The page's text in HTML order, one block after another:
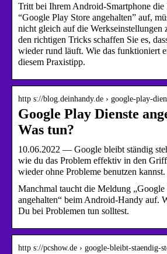
Tritt bei Ihrem Android-Smartphone die
“Google Play Store angehalten” auf,
nicht gleich auf die Werkseinstellungen
den richtigen Tricks schaffen Sie es,
wieder rund läuft. Wie das funktioniert
diesem Praxistipp.
http s://blog.deinhandy.de › google-play-
Google Play Dienste
Was tun?
10.06.2022 — Google bleibt ständig
wie du das Problem effektiv in den
wieder ohne Probleme benutzen kannst.
Manchmal taucht die Meldung
angehalten“ beim Android-Handy auf.
Du bei Problemen tun solltest.
http s://pcshow.de › google-bleibt-staendig-